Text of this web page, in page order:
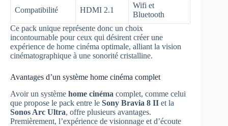
Compatibilité HDMI 2.1
Wifi et
Bluetooth
Ce pack unique représente donc un choix
incontournable pour ceux qui désirent créer une
expérience de home cinéma optimale, alliant la vision
cinématographique à une sonorité cristalline.
Avantages d’un système home cinéma complet
Avoir un système home cinéma complet, comme celui
que propose le pack entre le Sony Bravia 8 II et la
Sonos Arc Ultra, offre plusieurs avantages.
Premièrement, l’expérience de visionnage et d’écoute